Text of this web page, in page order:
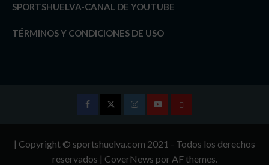
SPORTSHUELVA-CANAL DE YOUTUBE
TÉRMINOS Y CONDICIONES DE USO
InstagramYoutubeTÉRMINOS
CONDICIONES
| Copyright © sportshuelva.com 2021 - Todos los derechos
reservados | CoverNews por AF themes.